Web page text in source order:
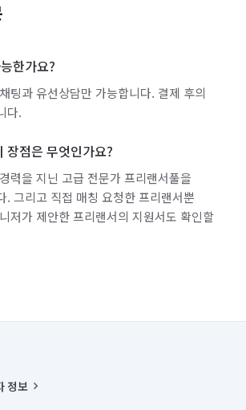
한가요?
팅과 유선상담만 가능합니다. 결제 후의
다.
장점은 무엇인가요?
력을 지닌 고급 전문가 프리랜서풀을
. 그리고 직접 매칭 요청한 프리랜서뿐
저가 제안한 프리랜서의 지원서도 확인할
정보